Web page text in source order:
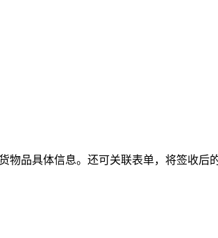
品具体信息。还可关联表单，将签收后